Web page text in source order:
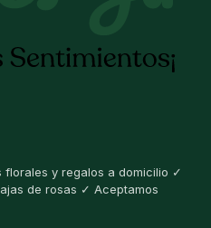
y regalos a domicilio ✓
de rosas ✓ Aceptamos